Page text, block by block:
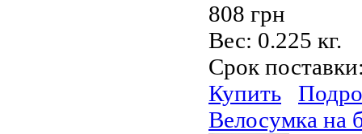
808 грн
Вес: 0.225 кг.
Срок
Купить
Велосумка на